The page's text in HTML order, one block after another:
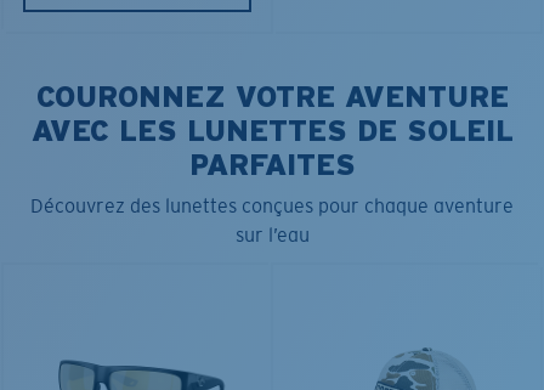
COURONNEZ VOTRE AVENTURE
AVEC LES LUNETTES DE SOLEIL
PARFAITES
Découvrez des lunettes conçues pour chaque aventure
sur l’eau